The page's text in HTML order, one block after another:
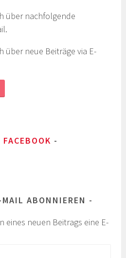
über nachfolgende
über neue Beiträge via E-
FACEBOOK
ABONNIEREN
eines neuen Beitrags eine E-